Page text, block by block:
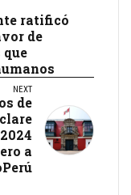
ratificó
de
NEXT
de
a